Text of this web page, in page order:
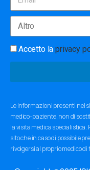
Accetto laprivacy
Le informazioni presenti nel
medico-paziente, non di
la visita medica
sito che in caso di possibile
rivolgersi al proprio medico di